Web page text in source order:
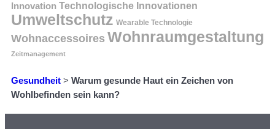
Innovation Technologische Innovationen
Umweltschutz Wearable Technologie
Wohnaccessoires Wohnraumgestaltung
Zeitmanagement
Gesundheit > Warum gesunde Haut ein Zeichen von
Wohlbefinden sein kann?